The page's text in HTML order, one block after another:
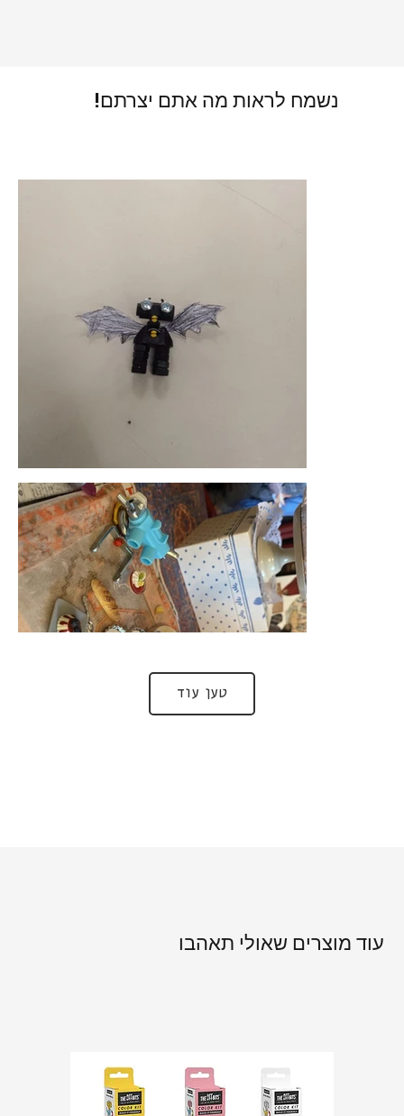
נשמח לראות מה אתם יצרתם!
טען עוד
עוד מוצרים שאולי תאהבו